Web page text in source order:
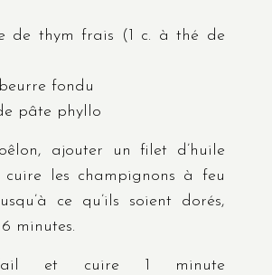
de thym frais (1 c. à thé de
fondu
pâte phyllo
ajouter un filet d’huile
cuire les champignons à feu
ce qu’ils soient dorés,
minutes.
et cuire 1 minute